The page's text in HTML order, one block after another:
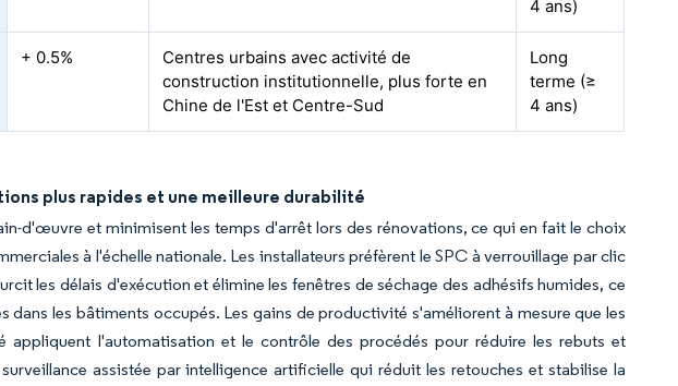
4 ans)
+ 0.5%
Centres urbains avec activité de
construction institutionnelle, plus forte en
Chine de l'Est et Centre-Sud
Long
terme (≥
4 ans)
plus rapides et une meilleure durabilité
d'œuvre et minimisent les temps d'arrêt lors des rénovations, ce qui en fait le choix
à l'échelle nationale. Les installateurs préfèrent le SPC à verrouillage par clic
les délais d'exécution et élimine les fenêtres de séchage des adhésifs humides, ce
dans les bâtiments occupés. Les gains de productivité s'améliorent à mesure que les
l'automatisation et le contrôle des procédés pour réduire les rebuts et
assistée par intelligence artificielle qui réduit les retouches et stabilise la